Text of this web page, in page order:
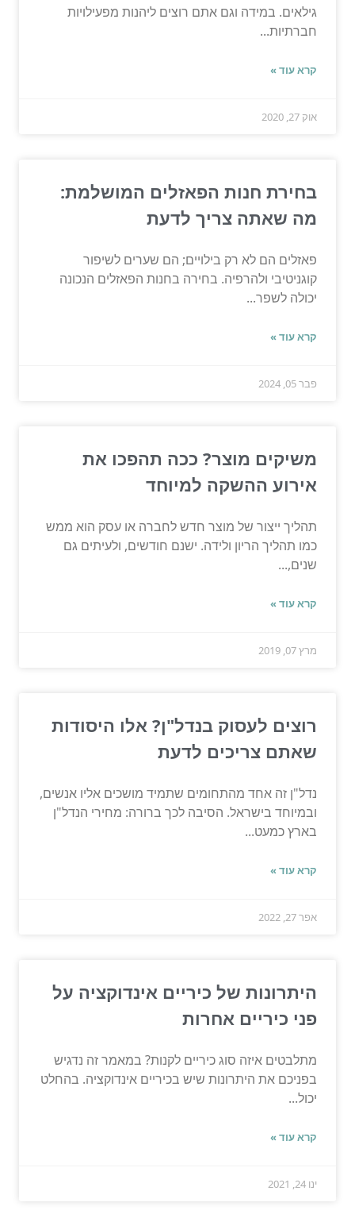
גילאים. במידה וגם אתם רוצים ליהנות מפעילויות
חברתיות...
קרא עוד »
אוק 27, 2020
בחירת חנות הפאזלים המושלמת:
מה שאתה צריך לדעת
פאזלים הם לא רק בילויים; הם שערים לשיפור
קוגניטיבי ולהרפיה. בחירה בחנות הפאזלים הנכונה
יכולה לשפר...
קרא עוד »
פבר 05, 2024
משיקים מוצר? ככה תהפכו את
אירוע ההשקה למיוחד
תהליך ייצור של מוצר חדש לחברה או עסק הוא ממש
כמו תהליך הריון ולידה. ישנם חודשים, ולעיתים גם
שנים,...
קרא עוד »
מרץ 07, 2019
רוצים לעסוק בנדל"ן? אלו היסודות
שאתם צריכים לדעת
נדל"ן זה אחד מהתחומים שתמיד מושכים אליו אנשים,
ובמיוחד בישראל. הסיבה לכך ברורה: מחירי הנדל"ן
בארץ כמעט...
קרא עוד »
אפר 27, 2022
היתרונות של כיריים אינדוקציה על
פני כיריים אחרות
מתלבטים איזה סוג כיריים לקנות? במאמר זה נדגיש
בפניכם את היתרונות שיש בכיריים אינדוקציה. בהחלט
יכול...
קרא עוד »
ינו 24, 2021